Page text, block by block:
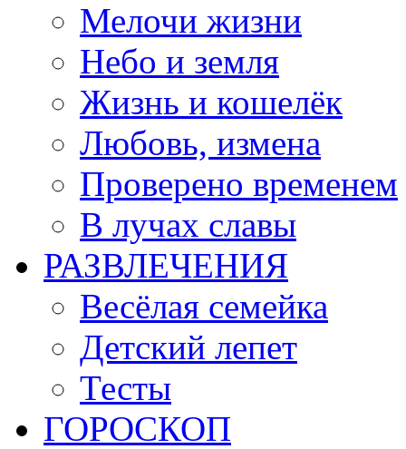
Мелочи жизни
Небо и земля
Жизнь и кошелёк
Любовь, измена
Проверено временем
В лучах славы
РАЗВЛЕЧЕНИЯ
Весёлая семейка
Детский лепет
Тесты
ГОРОСКОП